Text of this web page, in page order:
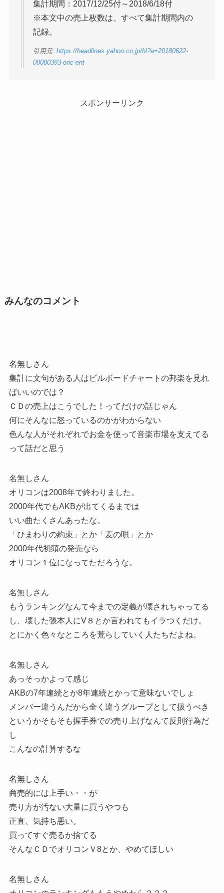
集計期間：2017/12/25付～2018/6/18付
※本文中の売上枚数は、すべて集計期間内の
記録。
引用元: https://headlines.yahoo.co.jp/hl?a=20180622-
00000393-oric-ent
スポンサーリンク
みんなのコメント
名無しさん
集計に文句がある人はビルボードチャートの邦楽を見れ
ばいいのでは？
ＣＤの売上はこうでした！ってだけの話じゃん
何にそんなに怒っているのかがわからない
色んな人がそれぞれでお金を使って音楽市場を支えてる
って話だと思う
名無しさん
オリコンは2008年で終わりました。
2000年代でもAKBが出てくるまでは
いい曲たくさんあったな。
「ひまわりの約束」とか「麦の唄」とか
2000年代初頭の発売なら
オリコン１位になってただろうな。
名無しさん
もうランキングなんて今までの定義が壊されちゃってる
し、壊した張本人にV８とか言われてもイラつくだけ。
とにかく色々なところを荒らしていく人たちだよね。
名無しさん
あっそっかよって感じ
AKBの7年連続とか8年連続とかって意味ないでしょ
メンバー違うんだから全く違うグループとして扱うべき
というかそもそも握手券での売り上げなんて反則行為だ
し
こんなの計算するな
名無しさん
商売的には上手い・・が
売り方が汚ない大量に買うやつも
正直、気持ち悪い。
買ってすぐ売るか捨てる
そんなＣＤでオリコンＶ8とか、やめてほしい
名無しさん